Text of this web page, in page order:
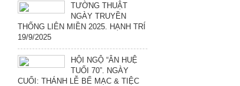
TƯỜNG THUẬT
NGÀY TRUYỀN
THỐNG LIÊN MIỀN 2025. HẠNH TRÍ
19/9/2025
HỘI NGỘ “ÂN HUỆ
TUỔI 70”. NGÀY
CUỐI: THÁNH LỄ BẾ MẠC & TIỆC